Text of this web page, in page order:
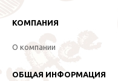
КОМПАНИЯ
О компании
ОБЩАЯ ИНФОРМАЦИЯ